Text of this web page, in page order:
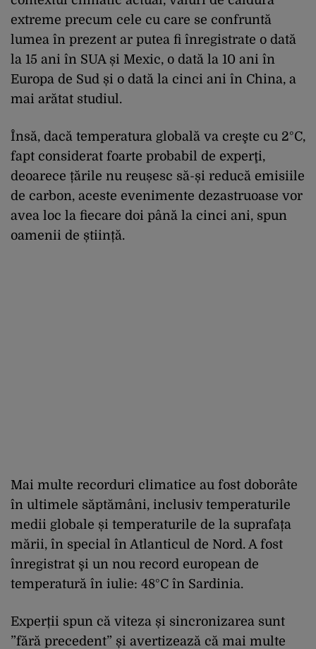
extreme precum cele cu care se confruntă
lumea în prezent ar putea fi înregistrate o dată
la 15 ani în SUA și Mexic, o dată la 10 ani în
Europa de Sud și o dată la cinci ani în China, a
mai arătat studiul.
Însă, dacă temperatura globală va creşte cu 2°C,
fapt considerat foarte probabil de experţi,
deoarece țările nu reușesc să-și reducă emisiile
de carbon, aceste evenimente dezastruoase vor
avea loc la fiecare doi până la cinci ani, spun
oamenii de știință.
Mai multe recorduri climatice au fost doborâte
în ultimele săptămâni, inclusiv temperaturile
medii globale și temperaturile de la suprafața
mării, în special în Atlanticul de Nord. A fost
înregistrat şi un nou record european de
temperatură în iulie: 48°C în Sardinia.
Experții spun că viteza și sincronizarea sunt
”fără precedent” și avertizează că mai multe